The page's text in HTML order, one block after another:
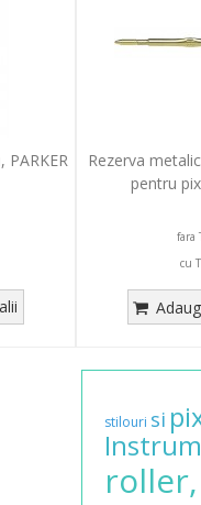
Rezerva
pentru
fara
cu
stilouri si
roller,